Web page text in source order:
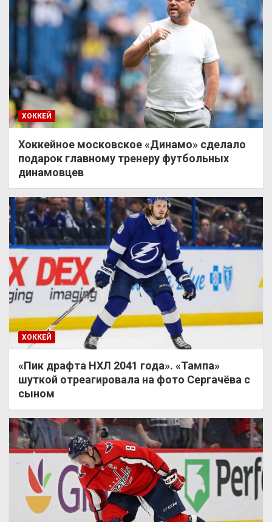
ХОККЕЙ
Хоккейное московское «Динамо» сделало
подарок главному тренеру футбольных
динамовцев
ХОККЕЙ
«Пик драфта НХЛ 2041 года». «Тампа»
шуткой отреагировала на фото Сергачёва с
сыном